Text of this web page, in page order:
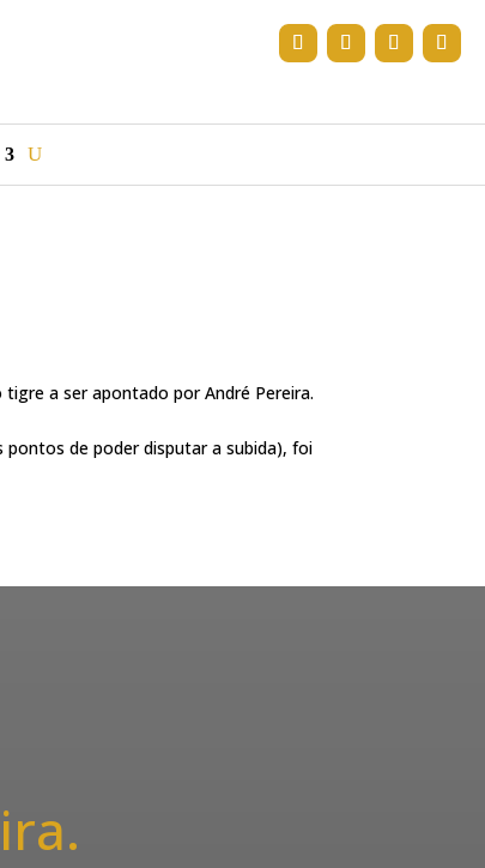
a ser apontado por André Pereira.
pontos de poder disputar a subida), foi